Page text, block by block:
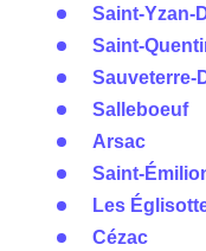
Saint-Yzan-
Saint-
Sauveterre-
Salleboeuf
Arsac
Saint-
Les
Cézac